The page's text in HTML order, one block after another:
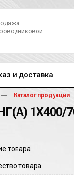
и доставка
Каталог продукции
1Х400/
товара
товара